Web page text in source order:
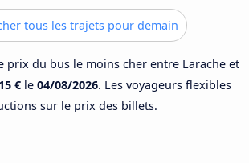
tous les trajets pour demain
prix du bus le moins cher entre Larache et
15 € le 04/08/2026. Les voyageurs flexibles
sur le prix des billets.